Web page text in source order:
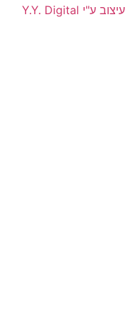
עיצוב ע"י Y.Y. Digital